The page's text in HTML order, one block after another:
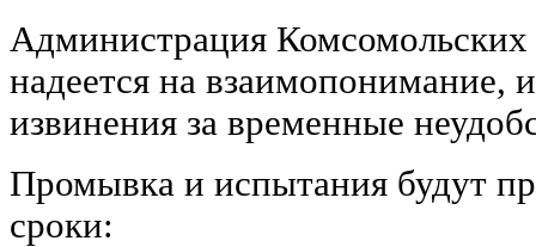
Администрация Комсомольских
надеется на взаимопонимание,
извинения за временные
Промывка и испытания будут
сроки: